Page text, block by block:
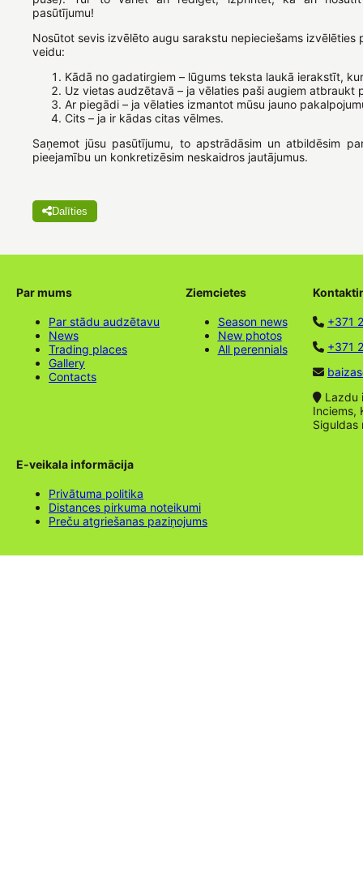
pasūtījumu!
Nosūtot sevis izvēlēto augu sarakstu nepieciešams izvēlēties
veidu:
Kādā no gadatirgiem – lūgums teksta laukā ierakstīt,
Uz vietas audzētavā – ja vēlaties paši augiem atbraukt
Ar piegādi – ja vēlaties izmantot mūsu jauno
Cits – ja ir kādas citas vēlmes.
Saņemot jūsu pasūtījumu, to apstrādāsim un atbildēsim
pieejamību un konkretizēsim neskaidros jautājumus.
Dalīties
Par mums
Par stādu audzētavu
News
Trading places
Gallery
Contacts
Ziemcietes
Season news
New photos
All perennials
+371
+371
Lazdu
Inciems,
Siguldas
E-veikala informācija
Privātuma politika
Distances pirkuma noteikumi
Preču atgriešanas paziņojums